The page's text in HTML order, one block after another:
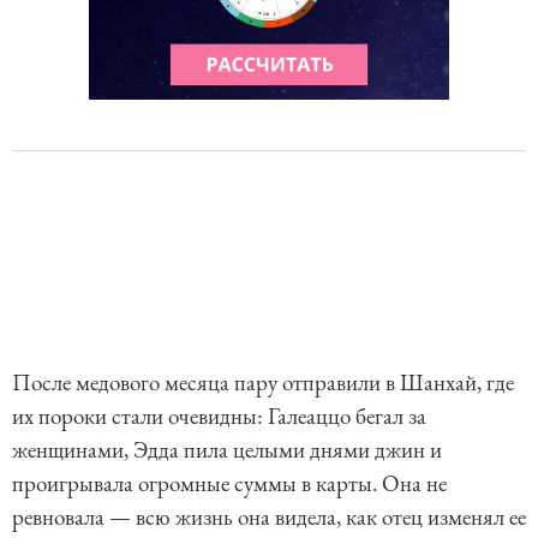
После медового месяца пару отправили в Шанхай, где
их пороки стали очевидны: Галеаццо бегал за
женщинами, Эдда пила целыми днями джин и
проигрывала огромные суммы в карты. Она не
ревновала — всю жизнь она видела, как отец изменял ее